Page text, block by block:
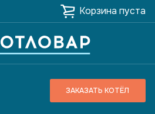
Корзина пуста
ЗАКАЗАТЬ КОТЁЛ